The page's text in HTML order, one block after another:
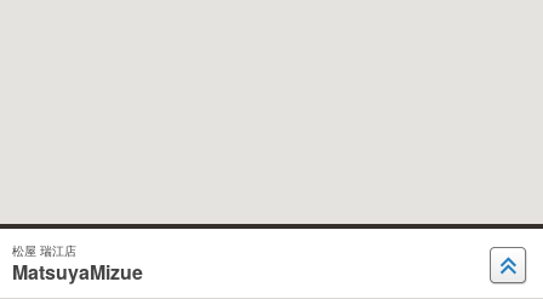
松屋 瑞江店
MatsuyaMizue